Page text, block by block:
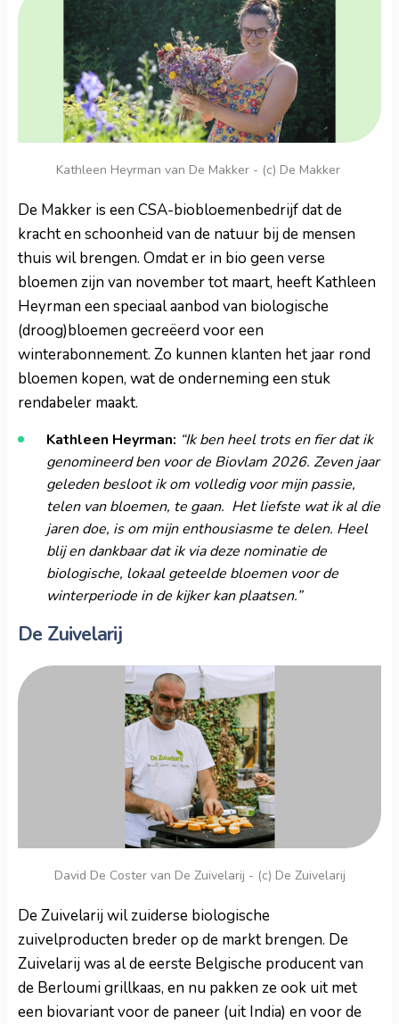
Kathleen Heyrman van De Makker - (c) De Makker
De Makker is een CSA-biobloemenbedrijf dat de
kracht en schoonheid van de natuur bij de mensen
thuis wil brengen. Omdat er in bio geen verse
bloemen zijn van november tot maart, heeft Kathleen
Heyrman een speciaal aanbod van biologische
(droog)bloemen gecreëerd voor een
winterabonnement. Zo kunnen klanten het jaar rond
bloemen kopen, wat de onderneming een stuk
rendabeler maakt.
Kathleen Heyrman: “Ik ben heel trots en fier dat ik
genomineerd ben voor de Biovlam 2026. Zeven jaar
geleden besloot ik om volledig voor mijn passie,
telen van bloemen, te gaan. Het liefste wat ik al die
jaren doe, is om mijn enthousiasme te delen. Heel
blij en dankbaar dat ik via deze nominatie de
biologische, lokaal geteelde bloemen voor de
winterperiode in de kijker kan plaatsen.”
De Zuivelarij
David De Coster van De Zuivelarij - (c) De Zuivelarij
De Zuivelarij wil zuiderse biologische
zuivelproducten breder op de markt brengen. De
Zuivelarij was al de eerste Belgische producent van
de Berloumi grillkaas, en nu pakken ze ook uit met
een biovariant voor de paneer (uit India) en voor de